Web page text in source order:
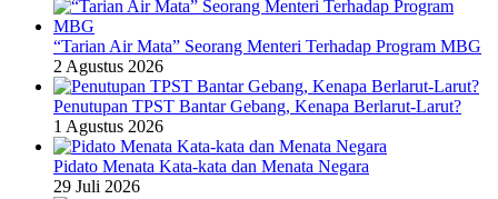
“Tarian Air Mata” Seorang Menteri Terhadap Program MBG
2 Agustus 2026
Penutupan TPST Bantar Gebang, Kenapa Berlarut-Larut?
1 Agustus 2026
Pidato Menata Kata-kata dan Menata Negara
29 Juli 2026